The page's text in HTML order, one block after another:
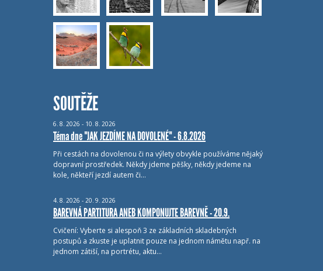
SOUTĚŽE
6. 8. 2026 - 10. 8. 2026
Téma dne "JAK JEZDÍME NA DOVOLENÉ" - 6.8.2026
Při cestách na dovolenou či na výlety obvykle používáme nějaký
dopravní prostředek. Někdy jdeme pěšky, někdy jedeme na
kole, někteří jezdí autem či…
4. 8. 2026 - 20. 9. 2026
BAREVNÁ PARTITURA ANEB KOMPONUJTE BAREVNĚ - 20.9.
Cvičení: Vyberte si alespoň 3 ze základních skladebných
postupů a zkuste je uplatnit pouze na jednom námětu např. na
jednom zátiší, na portrétu, aktu…